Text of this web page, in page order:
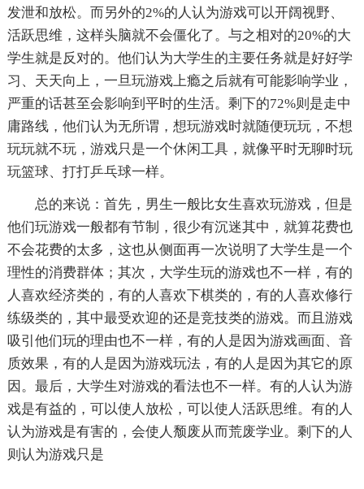
发泄和放松。而另外的2%的人认为游戏可以开阔视野、
活跃思维，这样头脑就不会僵化了。与之相对的20%的大
学生就是反对的。他们认为大学生的主要任务就是好好学
习、天天向上，一旦玩游戏上瘾之后就有可能影响学业，
严重的话甚至会影响到平时的生活。剩下的72%则是走中
庸路线，他们认为无所谓，想玩游戏时就随便玩玩，不想
玩玩就不玩，游戏只是一个休闲工具，就像平时无聊时玩
玩篮球、打打乒乓球一样。
总的来说：首先，男生一般比女生喜欢玩游戏，但是
他们玩游戏一般都有节制，很少有沉迷其中，就算花费也
不会花费的太多，这也从侧面再一次说明了大学生是一个
理性的消费群体；其次，大学生玩的游戏也不一样，有的
人喜欢经济类的，有的人喜欢下棋类的，有的人喜欢修行
练级类的，其中最受欢迎的还是竞技类的游戏。而且游戏
吸引他们玩的理由也不一样，有的人是因为游戏画面、音
质效果，有的人是因为游戏玩法，有的人是因为其它的原
因。最后，大学生对游戏的看法也不一样。有的人认为游
戏是有益的，可以使人放松，可以使人活跃思维。有的人
认为游戏是有害的，会使人颓废从而荒废学业。剩下的人
则认为游戏只是